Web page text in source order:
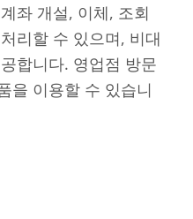
좌 개설, 이체, 조회
리할 수 있으며, 비대
합니다. 영업점 방문
을 이용할 수 있습니